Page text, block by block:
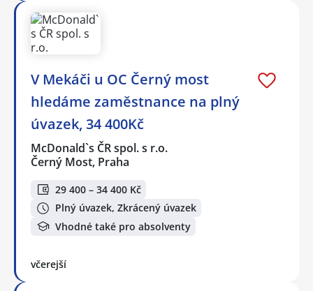
V Mekáči u OC Černý most
hledáme zaměstnance na plný
úvazek, 34 400Kč
McDonald`s ČR spol. s r.o.
Černý Most, Praha
29 400 – 34 400 Kč
Plný úvazek, Zkrácený úvazek
Vhodné také pro absolventy
včerejší